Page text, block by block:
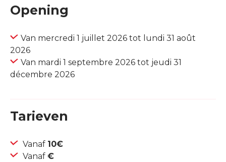
Opening
Van mercredi 1 juillet 2026 tot lundi 31 août
2026
Van mardi 1 septembre 2026 tot jeudi 31
décembre 2026
Tarieven
Vanaf 10€
Vanaf €